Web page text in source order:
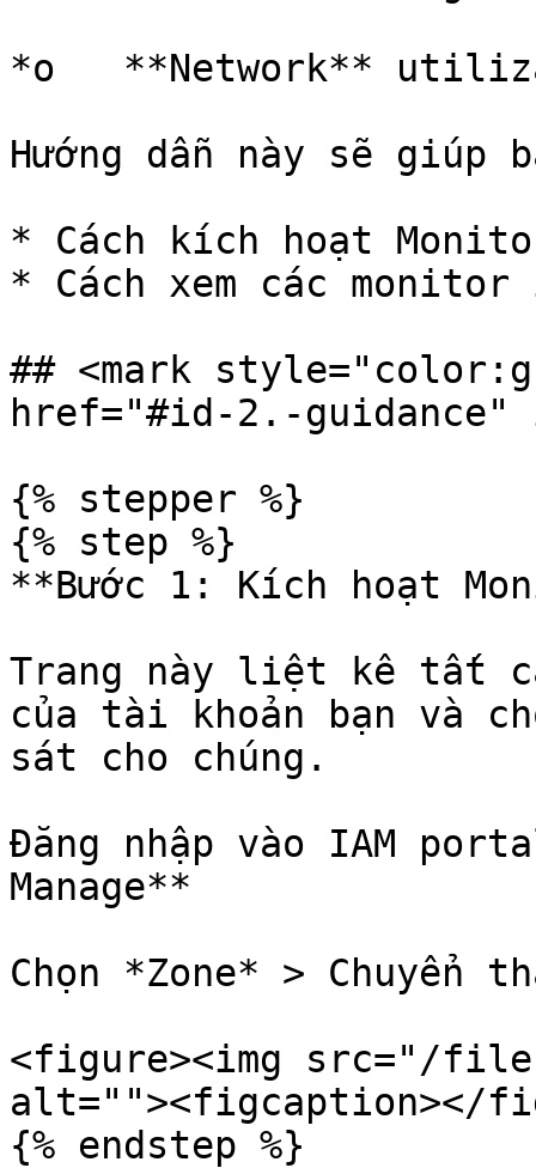
*o   **Network**
Hướng dẫn này sẽ giúp
* Cách kích hoạt
* Cách xem các
## <mark
href="#id-2.-guidance"
{% stepper %}
{% step %}
**Bước 1: Kích hoạt
Trang này liệt kê tất
của tài khoản bạn và
sát cho chúng.
Đăng nhập vào IAM
Manage**
Chọn *Zone* > Chuyển
<figure><img src="/files/
alt=""><figcaption></
{% endstep %}